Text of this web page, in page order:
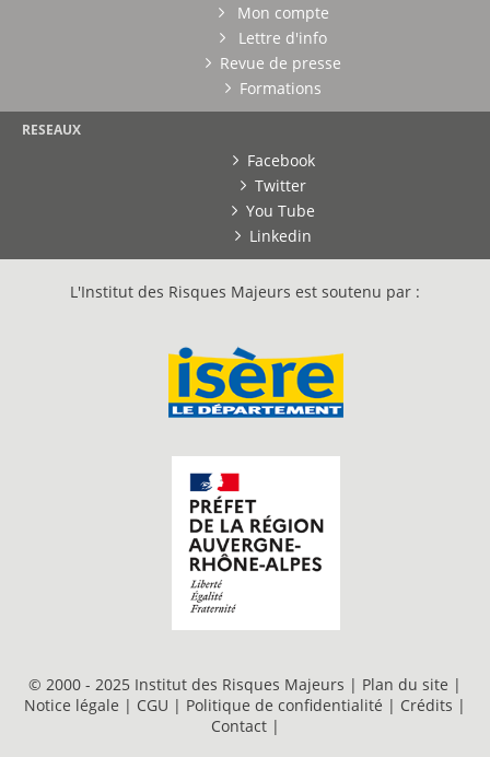
Mon compte
Lettre d'info
Revue de presse
Formations
RESEAUX
Facebook
Twitter
You Tube
Linkedin
L'Institut des Risques Majeurs est soutenu par :
© 2000 - 2025 Institut des Risques Majeurs | Plan du site |
Notice légale | CGU | Politique de confidentialité | Crédits |
Contact |